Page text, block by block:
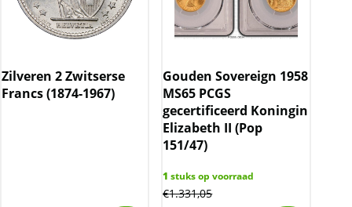
Zilveren 2 Zwitserse
Francs (1874-1967)
Gouden Sovereign 1958
MS65 PCGS
gecertificeerd Koningin
Elizabeth II (Pop
151/47)
1 stuks op voorraad
€1.331,05